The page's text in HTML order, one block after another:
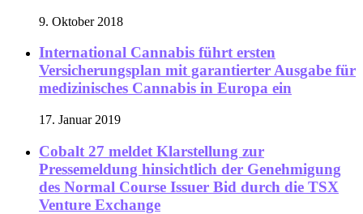
9. Oktober 2018
International Cannabis führt ersten
Versicherungsplan mit garantierter Ausgabe für
medizinisches Cannabis in Europa ein
17. Januar 2019
Cobalt 27 meldet Klarstellung zur
Pressemeldung hinsichtlich der Genehmigung
des Normal Course Issuer Bid durch die TSX
Venture Exchange